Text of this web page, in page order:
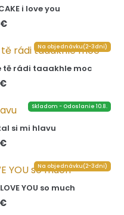
i love you
Na objednávku(2-3dni)
tě rádi taaakhle moc
Skladom - Odoslanie 10.8.
si mi hlavu
Na objednávku(2-3dni)
YOU so much